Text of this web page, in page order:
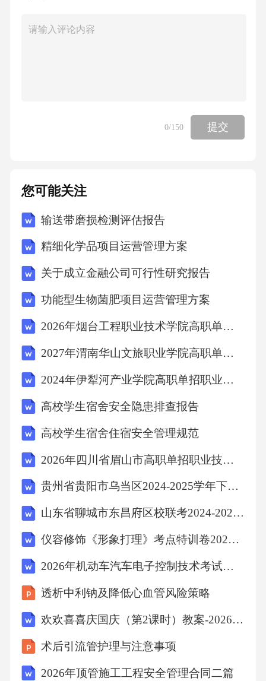
方支付已完成服务对应的费用及违约金。如因
每逾期一天，应按照服务费用总额的%向甲方支
付违约金。如因乙方原因给甲方造成损失的，
为导致甲方需向第三方承担的赔偿责任等。3.若
乙方在服务过程中违反安全规定或操作规程，
导致发生安全事故或环境污染事件，乙方应承
因给甲方造成不良影响或声誉损失的，乙方还
应采取措施消除影响，并向甲方支付相应的声
誉损害赔偿金。4.若一方违反本合同约定的保密
义务，应向对方支付违约金人民币元。如因违
偿责任。损失赔偿范围包括但不限于对方因调
查违约行为而支付的合理费用、因信息泄露导
致的直接经济损失等。5.如一方擅自变更或解除
本合同，应向对方支付违约金人民币元，并赔
偿对方因此遭受的全部损失。七、合同变更与
解除1.经双方协商一致，可以书面形式变更或解
除本合同。2.若因不可抗力或政府行为等不可预
见、不可避免的原因导致本合同无法履行或部
时通知对方，并提供相关证明文件。双方应根
据不可抗力或政府行为对合同履行的影响程
度，协商决定是否变更或解除本合同。3.若一方
出现严重违约行为，另一方有权解除本合同，
并要求违约方承担违约责任。八、争议解决本
合同在履行过程中如发生争议，双方应首先友
0/150 提交
您可能关注
输送带磨损检测评估报告
精细化学品项目运营管理方案
关于成立金融公司可行性研究报告
功能型生物菌肥项目运营管理方案
2026年烟台工程职业技术学院高职单招职业技能考试题库及完整答案详解【名校卷】
2027年渭南华山文旅职业学院高职单招职业技能考试题库含答案详解【预热题】
2024年伊犁河产业学院高职单招职业技能考试题库（原创题）附答案详解
高校学生宿舍安全隐患排查报告
高校学生宿舍住宿安全管理规范
2026年四川省眉山市高职单招职业技能考试模拟试卷含答案详解（培优）
贵州省贵阳市乌当区2024-2025学年下学期七年级期末英语卷（含答案）
山东省聊城市东昌府区校联考2024-2025学年七年级上学期语文期末试卷（含答案）
仪容修饰《形象打理》考点特训卷2025年
2026年机动车汽车电子控制技术考试题库
透析中利钠及降低心血管风险策略
欢欢喜喜庆国庆（第2课时）教案-2026-2027学年道德与法治二年级上册统编版
术后引流管护理与注意事项
2026年顶管施工工程安全管理合同二篇